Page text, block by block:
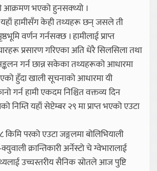
आक्रमण भएको हुनसक्थ्यो ।
यहाँ हामीसँग केही तथ्यहरू छन् जसले ती
वर्णन गर्नसक्छ । हामीलाई प्राप्त
प्रसारण गरिएका अति धेरै सिलसिला तथा
गर्न छान्न सकेका तथ्यहरूको आधारमा
हुँदा खाली सूचनाको आधारमा यी
गर्न हामी एकदम निश्चित वक्तव्य दिन
निम्ति यहाँ सेप्टेम्बर २९ मा प्राप्त भएको एउटा
परको एउटा जङ्गलमा बोलिभियाली
क्रान्तिकारी अर्नेस्टो चे ग्वेभारालाई
उच्चस्तरीय सैनिक स्रोतले आज पुष्टि